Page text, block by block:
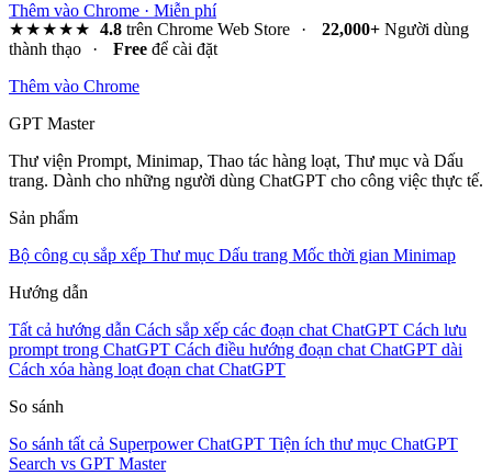
Thêm vào Chrome · Miễn phí
★★★★★ 4.8trên Chrome Web Store · 22,000+Người dùng
thành thạo
· Free để cài đặt
Thêm vào Chrome
GPT Master
Thư viện Prompt, Minimap, Thao tác hàng loạt, Thư mục và Dấu
trang. Dành cho những người dùng ChatGPT cho công việc thực tế.
Sản phẩm
Bộ công cụ sắp xếp Thư mục Dấu trang Mốc thời gian Minimap
Hướng dẫn
Tất cả hướng dẫn Cách sắp xếp các đoạn chat ChatGPT Cách lưu
prompt trong ChatGPT Cách điều hướng đoạn chat ChatGPT dài
Cách xóa hàng loạt đoạn chat ChatGPT
So sánh
So sánh tất cả Superpower ChatGPT Tiện ích thư mục ChatGPT
Search vs GPT Master